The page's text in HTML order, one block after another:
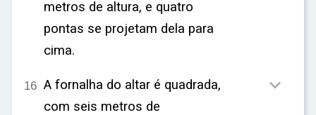
metros de altura, e quatro
pontas se projetam dela para
cima.
16 A fornalha do altar é quadrada,
com seis metros de
